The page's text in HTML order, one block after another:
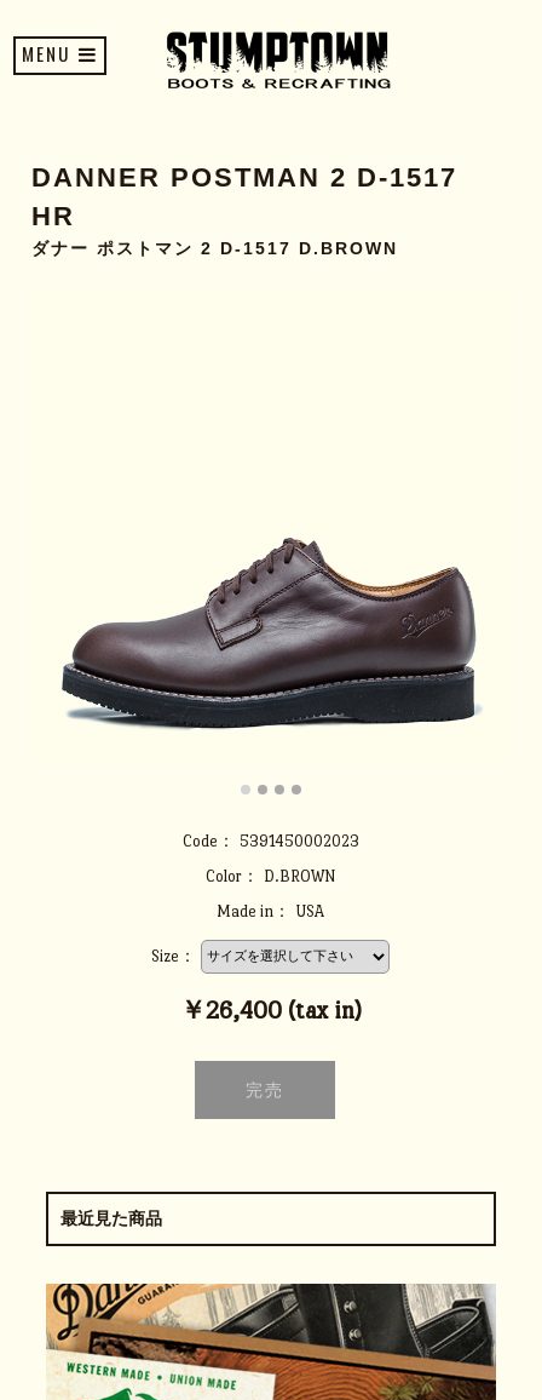
MENU
DANNER POSTMAN 2 D-1517
HR
ダナー ポストマン 2 D-1517 D.BROWN
Code：
5391450002023
Color：
D.BROWN
Made in：
USA
Size：
￥26,400 (tax in)
最近見た商品